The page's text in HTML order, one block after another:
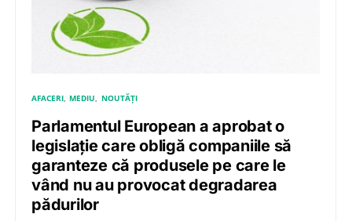
AFACERI MEDIU NOUTĂȚI
Parlamentul European a aprobat o
legislație care obligă companiile să
garanteze că produsele pe care le
vând nu au provocat degradarea
pădurilor